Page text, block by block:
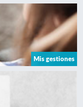
Mis gestiones